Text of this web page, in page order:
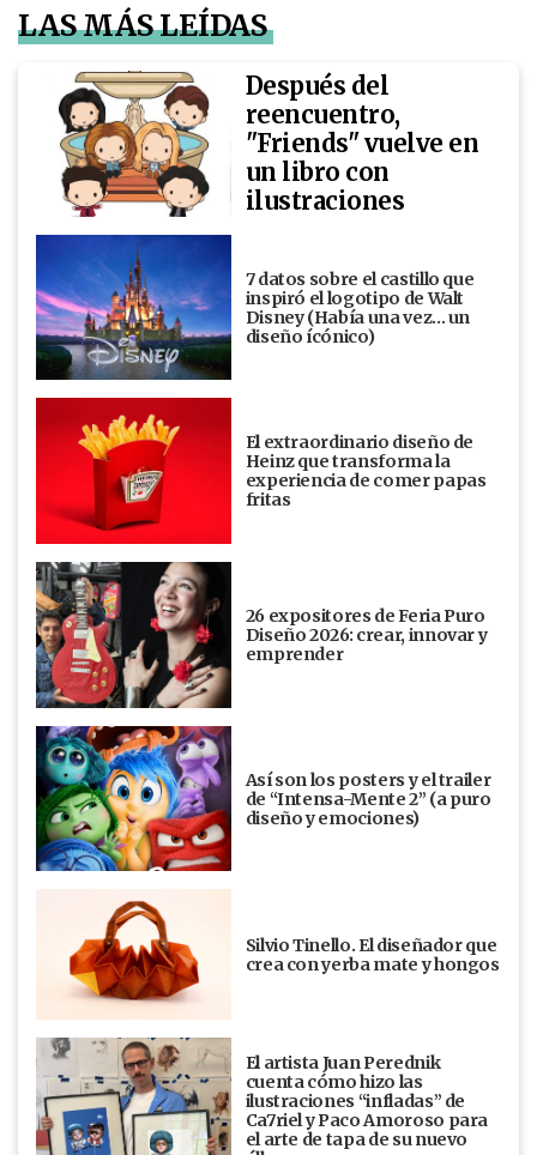
LAS MÁS LEÍDAS
Después del
reencuentro,
"Friends" vuelve en
un libro con
ilustraciones
7 datos sobre el castillo que
inspiró el logotipo de Walt
Disney (Había una vez... un
diseño ícónico)
El extraordinario diseño de
Heinz que transforma la
experiencia de comer papas
fritas
26 expositores de Feria Puro
Diseño 2026: crear, innovar y
emprender
Así son los posters y el trailer
de “Intensa-Mente 2” (a puro
diseño y emociones)
Silvio Tinello. El diseñador que
crea con yerba mate y hongos
El artista Juan Perednik
cuenta cómo hizo las
ilustraciones “infladas” de
Ca7riel y Paco Amoroso para
el arte de tapa de su nuevo